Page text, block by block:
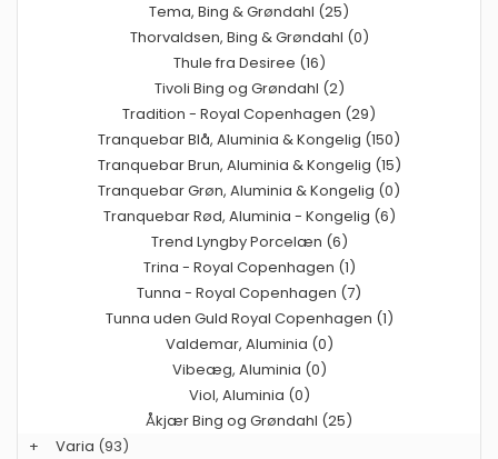
Tema, Bing & Grøndahl (25)
Thorvaldsen, Bing & Grøndahl (0)
Thule fra Desiree (16)
Tivoli Bing og Grøndahl (2)
Tradition - Royal Copenhagen (29)
Tranquebar Blå, Aluminia & Kongelig (150)
Tranquebar Brun, Aluminia & Kongelig (15)
Tranquebar Grøn, Aluminia & Kongelig (0)
Tranquebar Rød, Aluminia - Kongelig (6)
Trend Lyngby Porcelæn (6)
Trina - Royal Copenhagen (1)
Tunna - Royal Copenhagen (7)
Tunna uden Guld Royal Copenhagen (1)
Valdemar, Aluminia (0)
Vibeæg, Aluminia (0)
Viol, Aluminia (0)
Åkjær Bing og Grøndahl (25)
+
Varia (93)